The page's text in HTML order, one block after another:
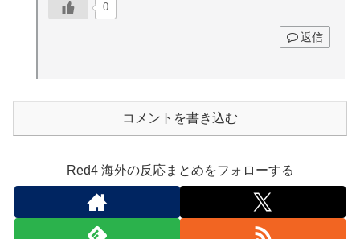
0
返信
コメントを書き込む
Red4 海外の反応まとめをフォローする